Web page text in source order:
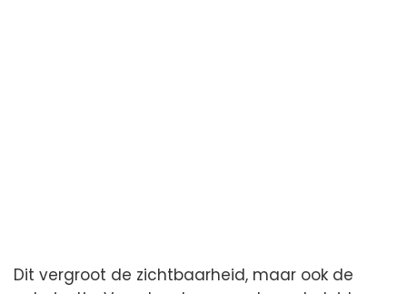
Dit vergroot de zichtbaarheid, maar ook de